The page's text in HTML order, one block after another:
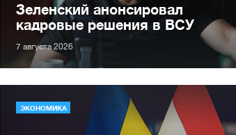
Зеленский анонсировал
кадровые решения в ВСУ
7 августа 2026
ЭКОНОМИКА